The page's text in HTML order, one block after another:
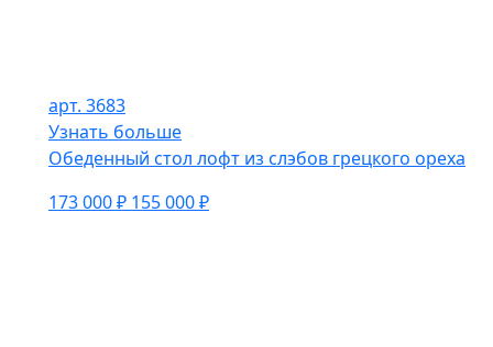
арт. 3683
Узнать больше
Обеденный стол лофт из слэбов грецкого ореха
173 000 ₽ 155 000 ₽